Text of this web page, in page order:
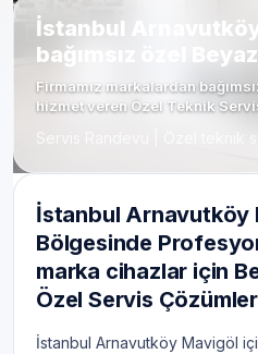
İstanbul
bağımsız özel
Firmamız markalardan
hizmet veren Özel Teknik
Servis Randevu | Özel teknik
İstanbul Arnavutköy
Bölgesinde
marka cihazlar için
Özel Servis
İstanbul Arnavutköy Mavigöl